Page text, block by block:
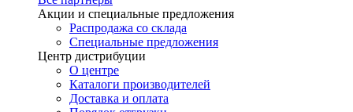
Акции и специальные предложения
Распродажа со склада
Специальные предложения
Центр дистрибуции
О центре
Каталоги производителей
Доставка и оплата